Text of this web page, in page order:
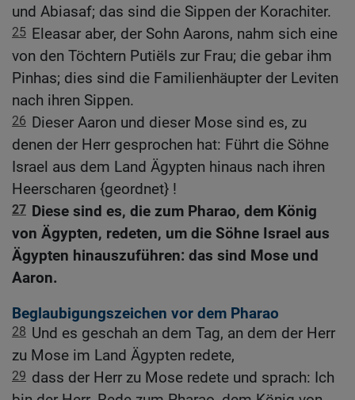
und Abiasaf; das sind die Sippen der Korachiter.
25 Eleasar aber, der Sohn Aarons, nahm sich eine
von den Töchtern Putiëls zur Frau; die gebar ihm
Pinhas; dies sind die Familienhäupter der Leviten
nach ihren Sippen.
26 Dieser Aaron und dieser Mose sind es, zu
denen der Herr gesprochen hat: Führt die Söhne
Israel aus dem Land Ägypten hinaus nach ihren
Heerscharen {geordnet} !
27 Diese sind es, die zum Pharao, dem König
von Ägypten, redeten, um die Söhne Israel aus
Ägypten hinauszuführen: das sind Mose und
Aaron.
Beglaubigungszeichen vor dem Pharao
28 Und es geschah an dem Tag, an dem der Herr
zu Mose im Land Ägypten redete,
29 dass der Herr zu Mose redete und sprach: Ich